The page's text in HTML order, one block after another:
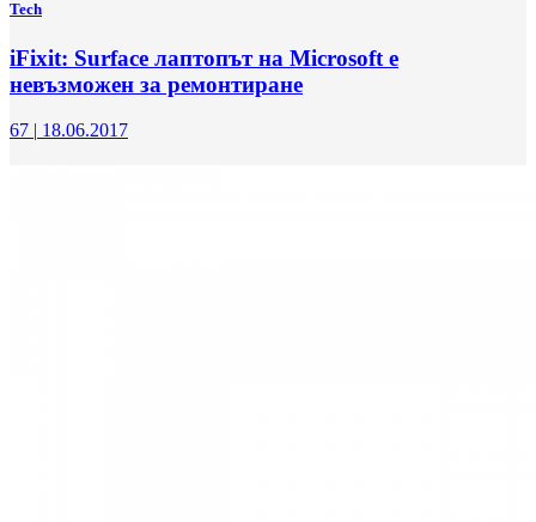
Tech
iFixit: Surface лаптопът на Microsoft е
невъзможен за ремонтиране
67 | 18.06.2017